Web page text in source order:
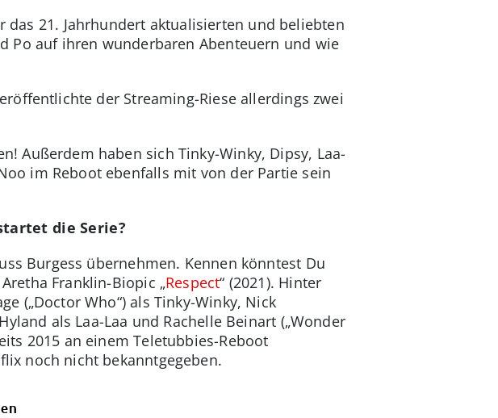
das 21. Jahrhundert aktualisierten und beliebten
Po auf ihren wunderbaren Abenteuern und wie
der Streaming-Riese allerdings zwei
Außerdem haben sich Tinky-Winky, Dipsy, Laa-
im Reboot ebenfalls mit von der Partie sein
die Serie?
Burgess übernehmen. Kennen könntest Du
Franklin-Biopic „Respect“ (2021). Hinter
(„Doctor Who“) als Tinky-Winky, Nick
als Laa-Laa und Rachelle Beinart („Wonder
2015 an einem Teletubbies-Reboot
noch nicht bekanntgegeben.